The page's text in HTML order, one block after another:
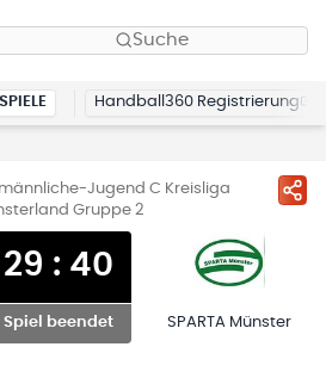
Suche
Handball360 Registrierung
Jugend C Kreisliga
Gruppe 2
29 : 40
Spiel beendet SPARTA Münster